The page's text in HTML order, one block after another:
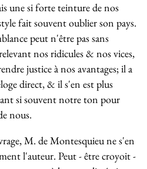
une si forte teinture de nos
fait souvent oublier son pays.
peut n'être pas sans
nos ridicules & nos vices,
justice à nos avantages; il a
direct, & il s'en est plus
si souvent notre ton pour
nous.
M. de Montesquieu ne s'en
l'auteur. Peut - être croyoit -